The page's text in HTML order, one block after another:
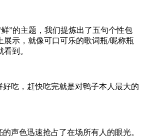
鲜”的主题，我们提炼出了五句个性包
展示，就像可口可乐的歌词瓶/昵称瓶
到。
好吃，赶快吃完就是对鸭子本人最大的
声色迅速抢占了在场所有人的眼光。